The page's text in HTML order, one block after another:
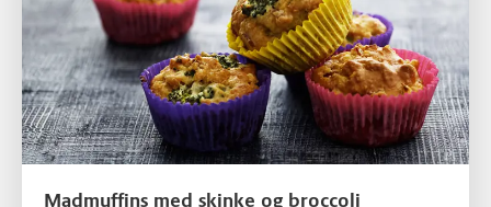
Madmuffins med skinke og broccoli